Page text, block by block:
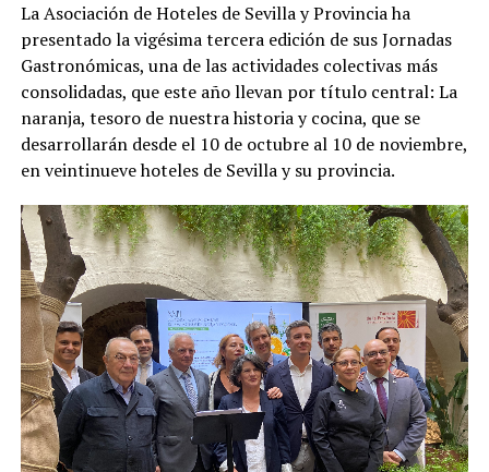
La Asociación de Hoteles de Sevilla y Provincia ha
presentado la vigésima tercera edición de sus Jornadas
Gastronómicas, una de las actividades colectivas más
consolidadas, que este año llevan por título central: La
naranja, tesoro de nuestra historia y cocina, que se
desarrollarán desde el 10 de octubre al 10 de noviembre,
en veintinueve hoteles de Sevilla y su provincia.